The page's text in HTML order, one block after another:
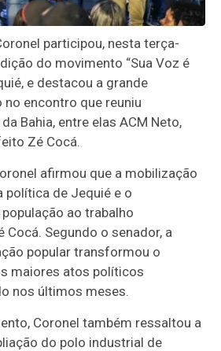
participou, nesta terça-
do movimento “Sua Voz é
e destacou a grande
no encontro que reuniu
Bahia, entre elas ACM Neto,
Zé Cocá.
afirmou que a mobilização
de Jequié e o
ao trabalho
Cocá. Segundo o senador, a
popular transformou o
maiores atos políticos
nos últimos meses.
Coronel também ressaltou a
do polo industrial de